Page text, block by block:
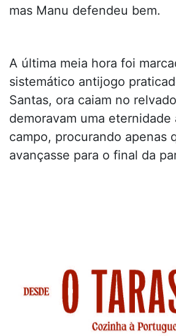
mas Manu defendeu bem.
A última meia hora foi
sistemático antijogo
Santas, ora caiam no
demoravam uma eternidade
campo, procurando apenas
avançasse para o final da